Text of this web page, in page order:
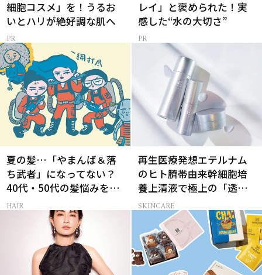
細胞コスメ」を！うるお
いとハリが絶好調な肌へ
レイ」と褒められた！実
感した“水の大切さ”
夏の髪…「やまんば＆落
ち武者」になってない？
40代・50代の髪悩みをレ
スキューする裏ワザ
HAIR
再生医療発想エテルナム
のヒト臍帯由来幹細胞培
養上清液で極上の「透明
感ハリ肌」へ
SKINCARE